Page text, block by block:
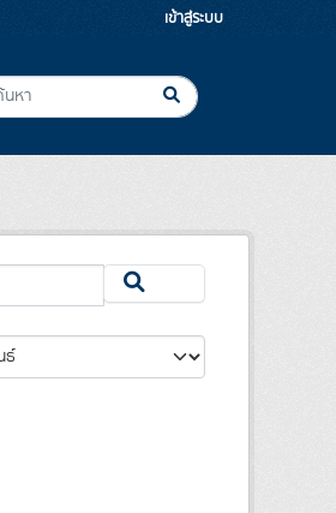
เข้าสู่ระบบ